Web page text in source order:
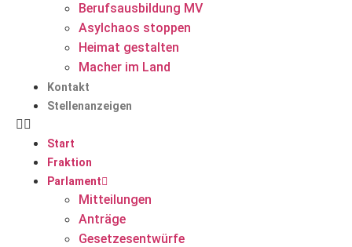
Berufsausbildung MV
Asylchaos stoppen
Heimat gestalten
Macher im Land
Kontakt
Stellenanzeigen
Start
Fraktion
Parlament
Mitteilungen
Anträge
Gesetzesentwürfe